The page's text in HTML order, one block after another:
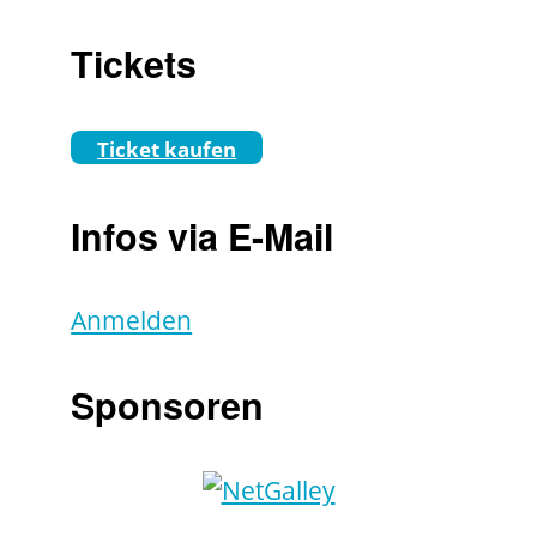
Tickets
Ticket kaufen
Infos via E-Mail
Anmelden
Sponsoren